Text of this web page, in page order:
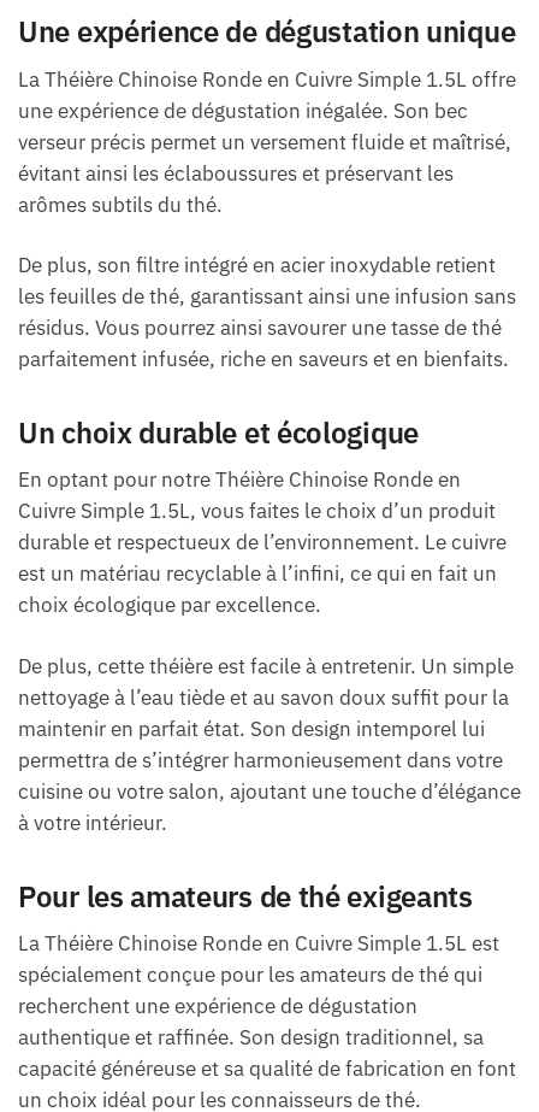
Une expérience de dégustation unique
La Théière Chinoise Ronde en Cuivre Simple 1.5L offre
une expérience de dégustation inégalée. Son bec
verseur précis permet un versement fluide et maîtrisé,
évitant ainsi les éclaboussures et préservant les
arômes subtils du thé.
De plus, son filtre intégré en acier inoxydable retient
les feuilles de thé, garantissant ainsi une infusion sans
résidus. Vous pourrez ainsi savourer une tasse de thé
parfaitement infusée, riche en saveurs et en bienfaits.
Un choix durable et écologique
En optant pour notre Théière Chinoise Ronde en
Cuivre Simple 1.5L, vous faites le choix d’un produit
durable et respectueux de l’environnement. Le cuivre
est un matériau recyclable à l’infini, ce qui en fait un
choix écologique par excellence.
De plus, cette théière est facile à entretenir. Un simple
nettoyage à l’eau tiède et au savon doux suffit pour la
maintenir en parfait état. Son design intemporel lui
permettra de s’intégrer harmonieusement dans votre
cuisine ou votre salon, ajoutant une touche d’élégance
à votre intérieur.
Pour les amateurs de thé exigeants
La Théière Chinoise Ronde en Cuivre Simple 1.5L est
spécialement conçue pour les amateurs de thé qui
recherchent une expérience de dégustation
authentique et raffinée. Son design traditionnel, sa
capacité généreuse et sa qualité de fabrication en font
un choix idéal pour les connaisseurs de thé.